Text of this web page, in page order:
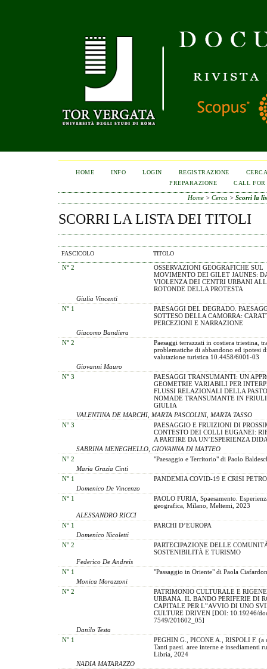
HOME INFO LOGIN REGISTRAZIONE
PREPARAZIONE
CALL FOR
Home >Cerca >Scorri la
SCORRI LA LISTA DEI TITOLI
FASCICOLO TITOLO
N° 2
OSSERVAZIONI GEOGRAFICHE SUL
MOVIMENTO DEI GILET JAUNES:
VIOLENZA DEI CENTRI URBANI
ROTONDE DELLA PROTESTA
Giulia Vincenti
N° 1
PAESAGGI DEL DEGRADO.
SOTTESO DELLA CAMORRA:
PERCEZIONI E NARRAZIONE
Giacomo Bandiera
N° 2
Paesaggi terrazzati in costiera triestina,
problematiche di abbandono ed ipotesi
valutazione turistica 10.4458/6001-03
Giovanni Mauro
N° 3
PAESAGGI TRANSUMANTI: UN
GEOMETRIE VARIABILI PER
FLUSSI RELAZIONALI DELLA
NOMADE TRANSUMANTE IN
GIULIA
VALENTINA DE MARCHI, MARTA PASCOLINI, MARTA TASSO
N° 3
PAESAGGIO E FRUIZIONI DI
CONTESTO DEI COLLI EUGANEI:
A PARTIRE DA UN’ESPERIENZA
SABRINA MENEGHELLO, GIOVANNA DI MATTEO
N° 2
"Paesaggio e Territorio" di Paolo
Maria Grazia Cinti
N° 1
PANDEMIA COVID-19 E CRISI
Domenico De Vincenzo
N° 1
PAOLO FURIA, Spaesamento.
geografica, Milano, Meltemi, 2023
ALESSANDRO RICCI
N° 1
PARCHI D’EUROPA
Domenico Nicoletti
N° 2
PARTECIPAZIONE DELLE
SOSTENIBILITÀ E TURISMO
Federico De Andreis
N° 1
"Passaggio in Oriente" di Paola
Monica Morazzoni
N° 2
PATRIMONIO CULTURALE E
URBANA. IL BANDO PERIFERIE DI
CAPITALE PER L‟AVVIO DI UNO
CULTURE DRIVEN [DOI: 10.19246/
7549/201602_05]
Danilo Testa
N° 1
PEGHIN G., PICONE A., RISPOLI F. (a
Tanti paesi. aree interne e insediamenti
Libria, 2024
NADIA MATARAZZO